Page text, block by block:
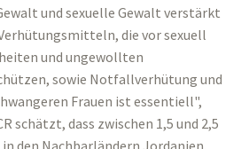
und sexuelle Gewalt verstärkt
die vor sexuell
und ungewollten
sowie Notfallverhütung und
Frauen ist essentiell",
schätzt, dass zwischen 1,5 und 2,5
den Nachbarländern Jordanien,